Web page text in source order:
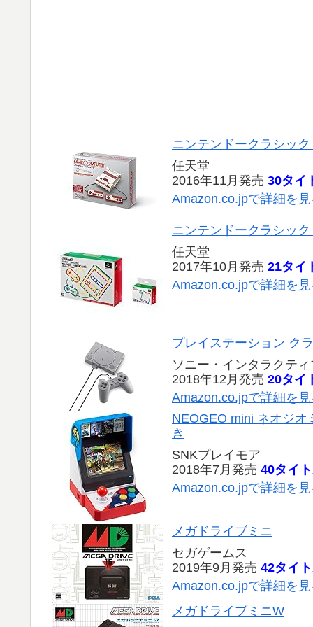
ニンテンドークラシッ
任天堂
2016年11月発売 30タイ
Amazon.co.jpで詳細を見
ニンテンドークラシッ
任天堂
2017年10月発売 21タイ
Amazon.co.jpで詳細を見
プレイステーション ク
ソニー・インタラクテ
2018年12月発売 20タイ
Amazon.co.jpで詳細を見
NEOGEO mini ネオジ
き
SNKプレイモア
2018年7月発売 40タイ
Amazon.co.jpで詳細を見
メガドライブミニ
セガゲームス
2019年9月発売 42タイ
Amazon.co.jpで詳細を見
メガドライブミニW